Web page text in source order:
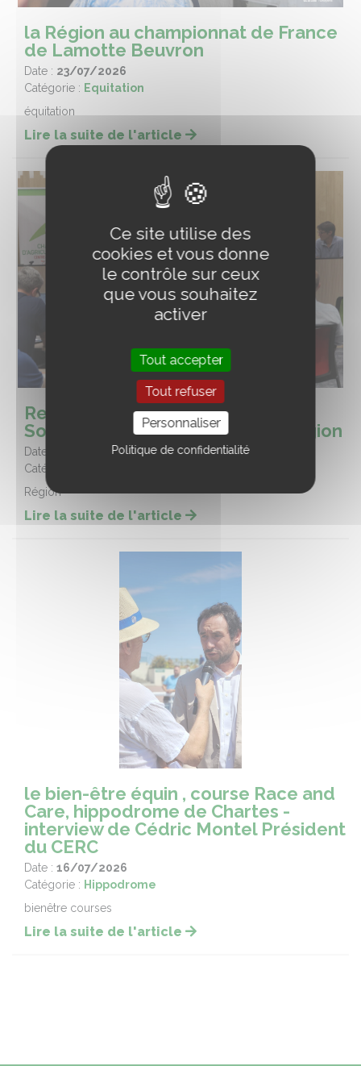
la Région au championnat de France
de Lamotte Beuvron
Date : 23/07/2026
Catégorie : Equitation
équitation
Lire la suite de l'article
Restitution régionale des ateliers
Souveraineté Alimentaire à la Région
Date :
23/07/2026
Catégorie :
Région
Lire la suite de l'article
le bien-être équin , course Race and
Care, hippodrome de Chartes -
interview de Cédric Montel Président
du CERC
Date : 16/07/2026
Catégorie : Hippodrome
bienêtre courses
Lire la suite de l'article
Ce site utilise des
cookies et vous donne
le contrôle sur ceux
que vous souhaitez
activer
Tout accepter
Tout refuser
Personnaliser
Politique de confidentialité